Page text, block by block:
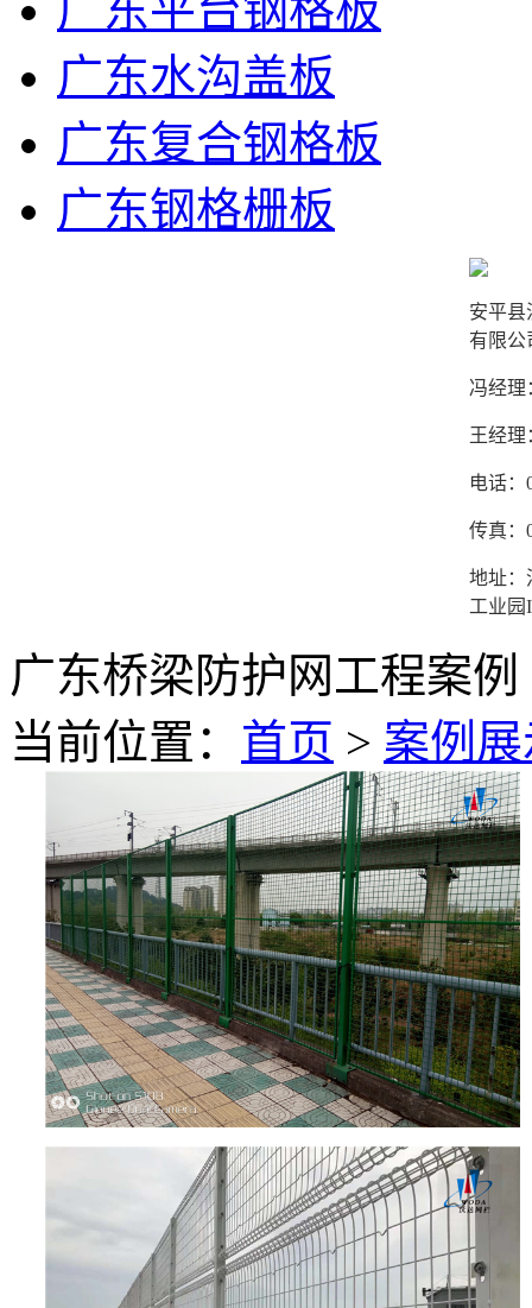
广东平台钢格板
广东水沟盖板
广东复合钢格板
广东钢格栅板
安平县
有限公
冯经理
王经理
电话：
传真：
地址：
工业园
广东桥梁防护网工程案例
当前位置： 首页 > 案例